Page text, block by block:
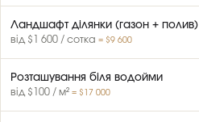
Ландшафт ділянки (газон + полив)
від $1 600 / сотка = $9 600
Розташування біля водойми
від $100 / м² = $17 000